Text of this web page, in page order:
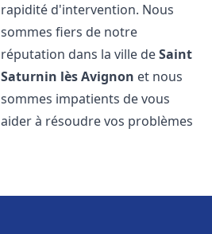
rapidité d'intervention. Nous
sommes fiers de notre
réputation dans la ville deSaint
Saturnin lès Avignon et nous
sommes impatients de vous
aider à résoudre vos problèmes